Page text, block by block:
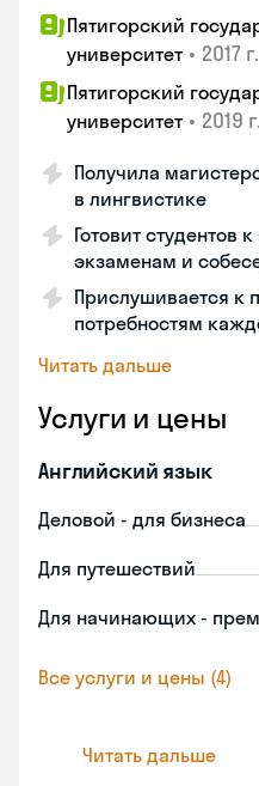
Пятигорский
университет • 2017 г.
Пятигорский
университет • 2019 г.
Получила
в лингвистике
Готовит
экзаменам и
Прислушивается к
потребностям
Читать дальше
Услуги и цены
Английский язык
Деловой - для бизнеса
Для путешествий
Для начинающих -
Все услуги и цены (4)
Читать дальше